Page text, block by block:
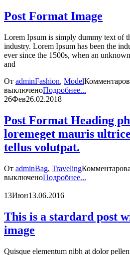
Post Format Image
Lorem Ipsum is simply dummy text of
industry. Lorem Ipsum has been the
ever since the 1500s, when an
and
От adminFashion, Model
выключеноПодробнее...
26Фев26.02.2018
Post Format Heading
loremeget mauris
tellus volutpat.
От adminBag, Traveling
выключеноПодробнее...
13Июн13.06.2016
This is a stardard post
image
Quisque elementum nibh at dolor